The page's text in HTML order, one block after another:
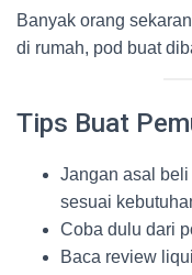
Banyak orang
di rumah, pod buat
Tips Buat
Jangan asal
sesuai
Coba dulu dari
Baca review